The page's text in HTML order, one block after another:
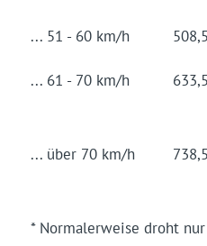
... 51 - 60 km/h
... 61 - 70 km/h
... über 70 km/h
* Normalerweise droht